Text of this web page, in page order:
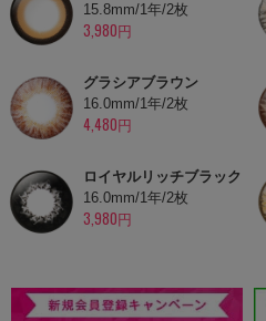
15.8mm/1年/2枚
3,980円
グラシアブラウン
16.0mm/1年/2枚
4,480円
ロイヤルリッチブラック
16.0mm/1年/2枚
3,980円